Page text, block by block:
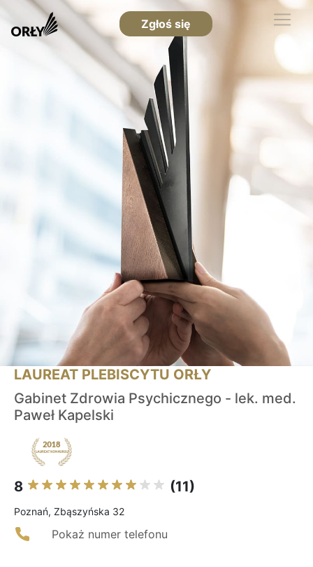
Zgłoś się
LAUREAT PLEBISCYTU ORŁY
Gabinet Zdrowia Psychicznego - lek. med.
Paweł Kapelski
8 (11)
Poznań, Zbąszyńska 32
Pokaż numer telefonu